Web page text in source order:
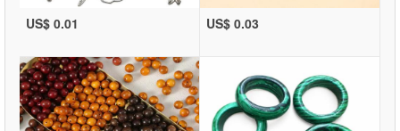
US$ 0.01 US$ 0.03